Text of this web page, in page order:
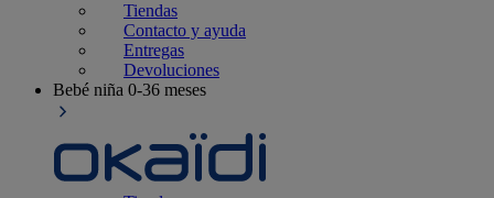
Tiendas
Contacto y ayuda
Entregas
Devoluciones
Bebé niña 0-36 meses